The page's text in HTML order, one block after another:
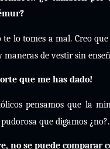
te lo tomes a mal. Creo que
maneras de vestir sin
que me has dado!
pensamos que la
que digamos ¿no?.
no se puede comparar